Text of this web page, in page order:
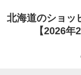
北海道のショッ
【2026年